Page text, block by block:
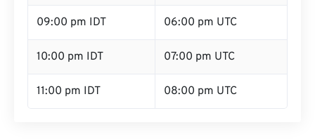
09:00 pm IDT 06:00 pm UTC
10:00 pm IDT 07:00 pm UTC
11:00 pm IDT 08:00 pm UTC